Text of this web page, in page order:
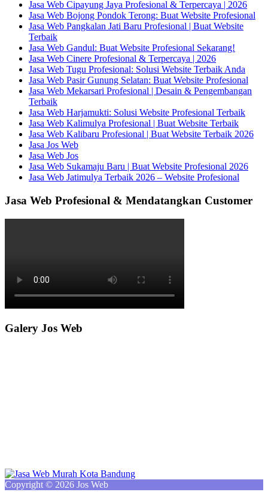
Jasa Web Cipayung Jaya Profesional & Terpercaya | 2026
Jasa Web Bojong Pondok Terong: Buat Website Profesional
Jasa Web Pangkalan Jati Baru Profesional | Buat Website
Terbaik
Jasa Web Gandul: Buat Website Profesional Sekarang!
Jasa Web Cinere Profesional & Terpercaya | 2026
Jasa Web Tugu Profesional: Solusi Website Terbaik Anda
Jasa Web Pasir Gunung Selatan: Buat Website Profesional
Jasa Web Mekarsari Profesional | Desain & Pengembangan
Terbaik
Jasa Web Harjamukti: Solusi Website Profesional Terbaik
Jasa Web Kalimulya Profesional | Buat Website Terbaik
Jasa Web Kalibaru Profesional | Buat Website Terbaik 2026
Jasa Jos Web
Jasa Web Jos
Jasa Web Sukamaju Baru | Buat Website Profesional 2026
Jasa Web Jatimulya Terbaik 2026 – Website Profesional
Jasa Web Profesional & Mendatangkan Customer
Galery Jos Web
Copyright © 2026 Jos Web